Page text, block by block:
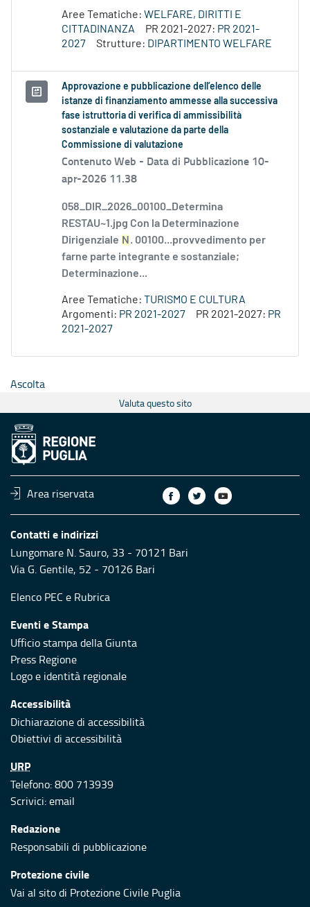
Aree Tematiche: WELFARE, DIRITTI E
CITTADINANZA
PR 2021-2027: PR 2021-
2027
Strutture: DIPARTIMENTO WELFARE
Approvazione e pubblicazione dell’elenco delle
istanze di finanziamento ammesse alla successiva
fase istruttoria di verifica di ammissibilità
sostanziale e valutazione da parte della
Commissione di valutazione
Contenuto Web - Data di Pubblicazione 10-
apr-2026 11.38
058_DIR_2026_00100_Determina
RESTAU~1.jpg Con la Determinazione
Dirigenziale N . 00100...provvedimento per
farne parte integrante e sostanziale;
Determinazione...
Aree Tematiche: TURISMO E CULTURA
Argomenti: PR 2021-2027 PR 2021-2027: PR
2021-2027
Ascolta
Valuta questo sito
Area riservata
Contatti e indirizzi
Lungomare N. Sauro, 33 - 70121 Bari
Via G. Gentile, 52 - 70126 Bari
Elenco PEC e Rubrica
Eventi e Stampa
Ufficio stampa della Giunta
Press Regione
Logo e identità regionale
Accessibilità
Dichiarazione di accessibilità
Obiettivi di accessibilità
URP
Telefono: 800 713939
Scrivici:email
Redazione
Responsabili di pubblicazione
Protezione civile
Vai al sito di Protezione Civile Puglia